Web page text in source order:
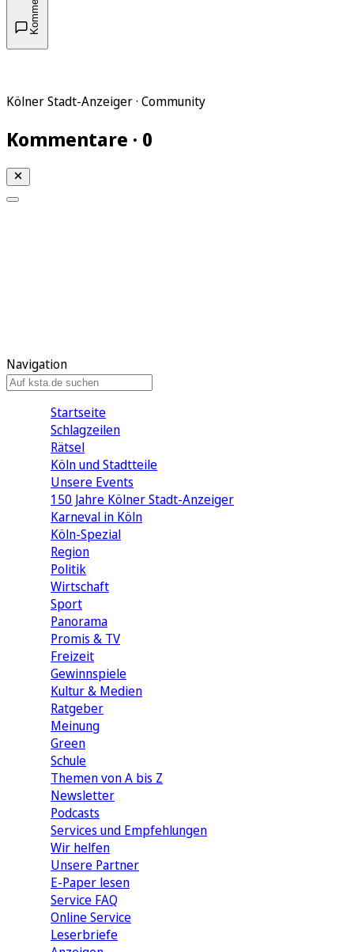
Kölner Stadt-Anzeiger · Community
Kommentare · 0
Navigation
Startseite
Schlagzeilen
Rätsel
Köln und Stadtteile
Unsere Events
150 Jahre Kölner Stadt-Anzeiger
Karneval in Köln
Köln-Spezial
Region
Politik
Wirtschaft
Sport
Panorama
Promis & TV
Freizeit
Gewinnspiele
Kultur & Medien
Ratgeber
Meinung
Green
Schule
Themen von A bis Z
Newsletter
Podcasts
Services und Empfehlungen
Wir helfen
Unsere Partner
E-Paper lesen
Service FAQ
Online Service
Leserbriefe